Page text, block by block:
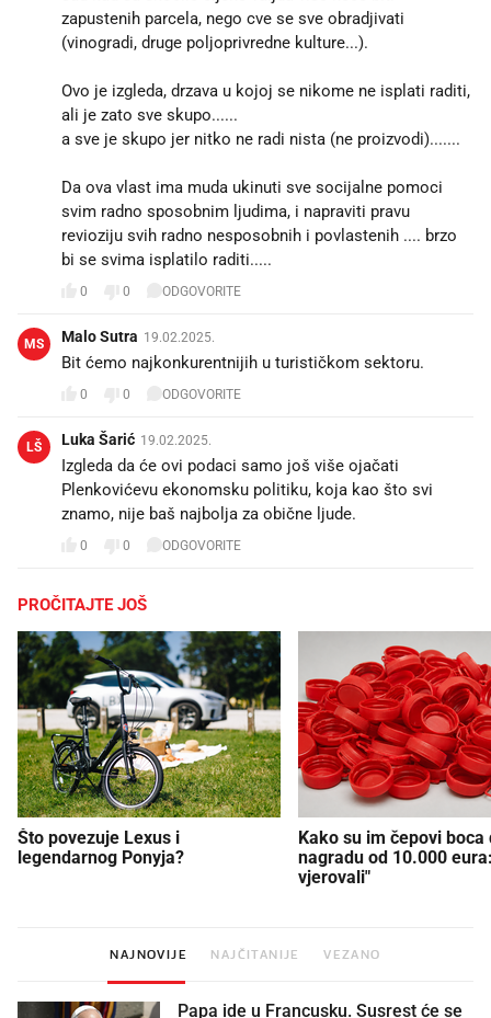
zapustenih parcela, nego cve se sve obradjivati
(vinogradi, druge poljoprivredne kulture...).
Ovo je izgleda, drzava u kojoj se nikome ne isplati raditi,
ali je zato sve skupo......
a sve je skupo jer nitko ne radi nista (ne proizvodi).......
Da ova vlast ima muda ukinuti sve socijalne pomoci
svim radno sposobnim ljudima, i napraviti pravu
revioziju svih radno nesposobnih i povlastenih .... brzo
bi se svima isplatilo raditi.....
0 0 ODGOVORITE
MS Malo Sutra 19.02.2025.
Bit ćemo najkonkurentnijih u turističkom sektoru.
0 0 ODGOVORITE
LŠ Luka Šarić 19.02.2025.
Izgleda da će ovi podaci samo još više ojačati
Plenkovićevu ekonomsku politiku, koja kao što svi
znamo, nije baš najbolja za obične ljude.
0 0 ODGOVORITE
PROČITAJTE JOŠ
Što povezuje Lexus i
legendarnog Ponyja?
Kako su im čepovi boca
nagradu od 10.000
vjerovali"
NAJNOVIJE NAJČITANIJE VEZANO
Papa ide u Francusku. Susrest će se